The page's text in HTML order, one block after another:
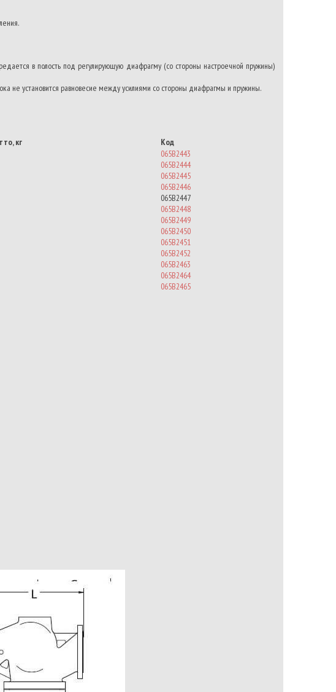
в полость под регулирующую диафрагму (со стороны настроечной пружины)
не установится равновесие между усилиями со стороны диафрагмы и пружины.
кг
Код
065B2443
065B2444
065B2445
065B2446
065B2447
065B2448
065B2449
065B2450
065B2451
065B2452
065B2463
065B2464
065B2465